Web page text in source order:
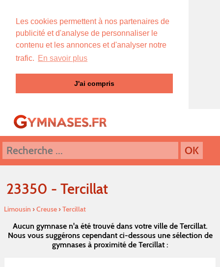
Les cookies permettent à nos partenaires de
publicité et d'analyse de personnaliser le
contenu et les annonces et d'analyser notre
trafic. En savoir plus
J'ai compris
23350 - Tercillat
Limousin ›Creuse›Tercillat
Aucun gymnase n'a été trouvé dans votre ville de Tercillat.
Nous vous suggérons cependant ci-dessous une sélection de
gymnases à proximité de Tercillat :